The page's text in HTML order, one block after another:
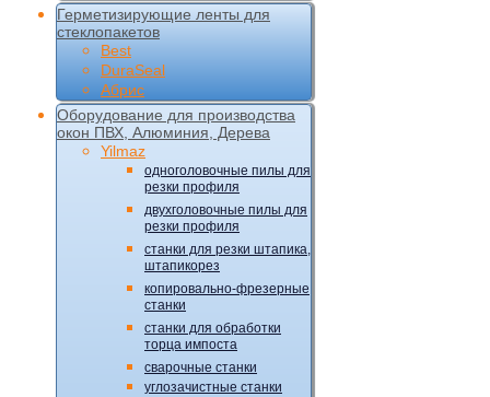
Герметизирующие ленты для
стеклопакетов
Best
DuraSeal
Абрис
Оборудование для производства
окон ПВХ, Алюминия, Дерева
Yilmaz
одноголовочные пилы для
резки профиля
двухголовочные пилы для
резки профиля
станки для резки штапика,
штапикорез
копировально-фрезерные
станки
станки для обработки
торца импоста
сварочные станки
углозачистные станки